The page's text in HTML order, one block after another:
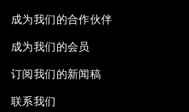
成为我们的合作伙伴
成为我们的会员
订阅我们的新闻稿
联系我们